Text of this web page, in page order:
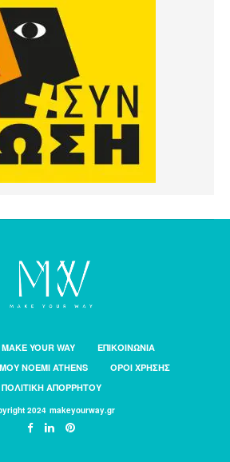
MAKE YOUR WAY
ΕΠΙΚΟΙΝΩΝΙΑ
NOEMI ATHENS
ΟΡΟΙ ΧΡΗΣΗΣ
ΠΟΛΙΤΙΚΗ ΑΠΟΡΡΗΤΟΥ
2024 makeyourway.gr